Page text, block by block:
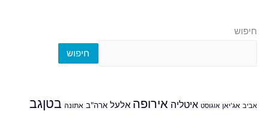
חיפוש
חיפוש
אביב אג'יאן אוגוסט איטליה אירופה אלעל ארה"ב אתונה בטןגב